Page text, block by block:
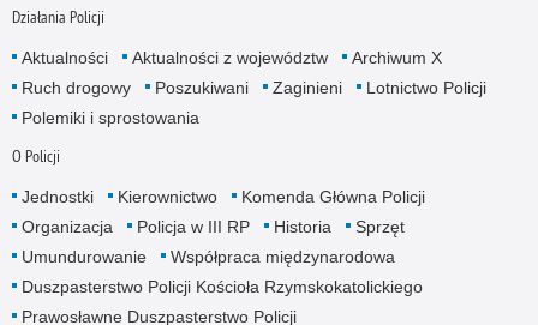
Działania Policji
Aktualności Aktualności z województw
Archiwum X
Ruch drogowy
Poszukiwani Zaginieni
Lotnictwo Policji
Polemiki i sprostowania
O Policji
Jednostki Kierownictwo
Komenda Główna Policji
Organizacja
Policja w III RP Historia
Sprzęt
Umundurowanie
Współpraca międzynarodowa
Duszpasterstwo Policji Kościoła Rzymskokatolickiego
Prawosławne Duszpasterstwo Policji